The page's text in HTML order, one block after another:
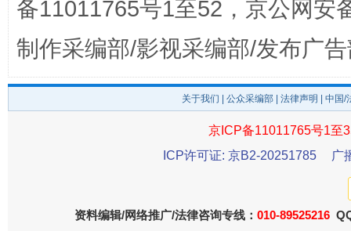
东山县通报“牛蛙产品抗生素超标问题”
备11011765号1至52，京公网安
制作采编部/影视采编部/发布广
关于我们 公众采编部 法律声明 | 中国
京ICP备11011765号1至
ICP许可证: 京B2-20251785
广
资料编辑/网络推广/法律咨询专线： 010-89525216